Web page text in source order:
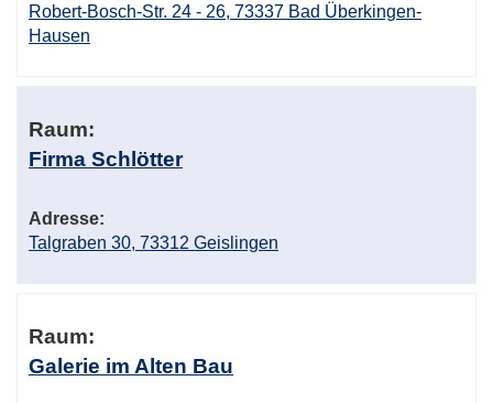
Robert-Bosch-Str. 24 - 26, 73337 Bad Überkingen-
Hausen
Raum:
Firma Schlötter
Adresse:
Talgraben 30, 73312 Geislingen
Raum:
Galerie im Alten Bau